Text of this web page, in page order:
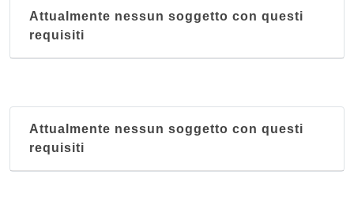
Attualmente nessun soggetto con questi
requisiti
Attualmente nessun soggetto con questi
requisiti